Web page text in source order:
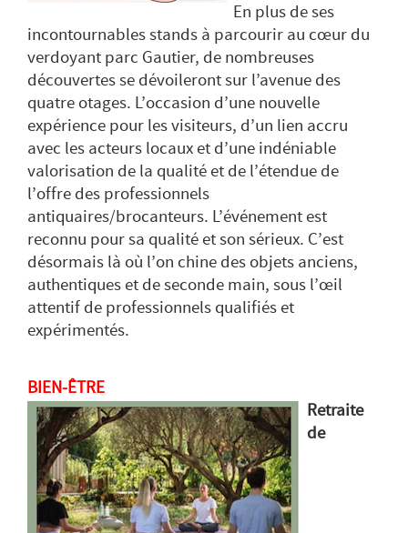
En plus de ses
incontournables stands à parcourir au cœur du
verdoyant parc Gautier, de nombreuses
découvertes se dévoileront sur l’avenue des
quatre otages. L’occasion d’une nouvelle
expérience pour les visiteurs, d’un lien accru
avec les acteurs locaux et d’une indéniable
valorisation de la qualité et de l’étendue de
l’offre des professionnels
antiquaires/brocanteurs. L’événement est
reconnu pour sa qualité et son sérieux. C’est
désormais là où l’on chine des objets anciens,
authentiques et de seconde main, sous l’œil
attentif de professionnels qualifiés et
expérimentés.
BIEN-ÊTRE
Retraite
de